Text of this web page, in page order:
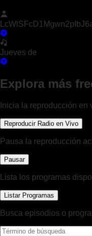
Jueves de
Explora más
Inicia la reproducción
Reproducir Radio en Vivo
Pausa la reproducción
Pausar
Lista los programas
Listar Programas
Busca episodios o